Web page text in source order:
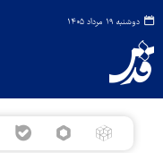
دوشنبه ۱۹ مرداد ۱۴۰۵